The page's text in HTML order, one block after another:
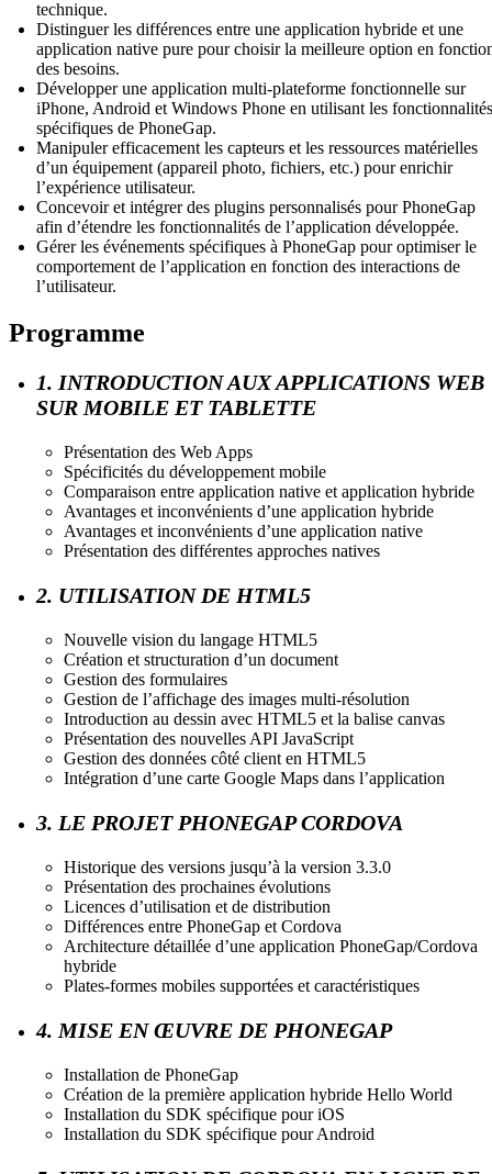
technique.
Distinguer les différences entre une application hybride et une
application native pure pour choisir la meilleure option en
des besoins.
Développer une application multi-plateforme fonctionnelle sur
iPhone, Android et Windows Phone en utilisant les fonctionnalités
spécifiques de PhoneGap.
Manipuler efficacement les capteurs et les ressources matérielles
d’un équipement (appareil photo, fichiers, etc.) pour enrichir
l’expérience utilisateur.
Concevoir et intégrer des plugins personnalisés pour PhoneGap
afin d’étendre les fonctionnalités de l’application développée.
Gérer les événements spécifiques à PhoneGap pour optimiser le
comportement de l’application en fonction des interactions de
l’utilisateur.
Programme
1. INTRODUCTION AUX APPLICATIONS WEB
SUR MOBILE ET TABLETTE
Présentation des Web Apps
Spécificités du développement mobile
Comparaison entre application native et application hybride
Avantages et inconvénients d’une application hybride
Avantages et inconvénients d’une application native
Présentation des différentes approches natives
2. UTILISATION DE HTML5
Nouvelle vision du langage HTML5
Création et structuration d’un document
Gestion des formulaires
Gestion de l’affichage des images multi-résolution
Introduction au dessin avec HTML5 et la balise canvas
Présentation des nouvelles API JavaScript
Gestion des données côté client en HTML5
Intégration d’une carte Google Maps dans l’application
3. LE PROJET PHONEGAP CORDOVA
Historique des versions jusqu’à la version 3.3.0
Présentation des prochaines évolutions
Licences d’utilisation et de distribution
Différences entre PhoneGap et Cordova
Architecture détaillée d’une application PhoneGap/Cordova
hybride
Plates-formes mobiles supportées et caractéristiques
4. MISE EN ŒUVRE DE PHONEGAP
Installation de PhoneGap
Création de la première application hybride Hello World
Installation du SDK spécifique pour iOS
Installation du SDK spécifique pour Android